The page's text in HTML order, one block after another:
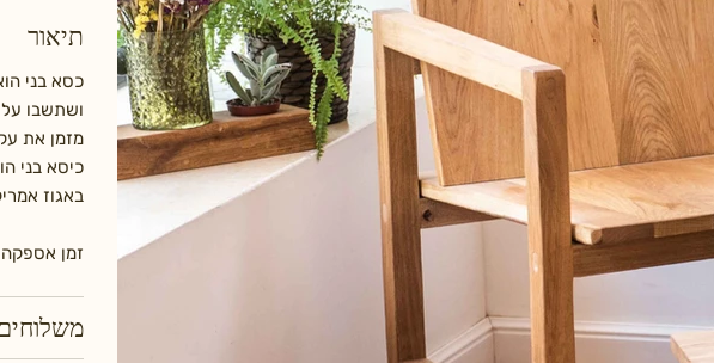
תיאור
כסא בני
ושתשבו
מזמן את
כיסא בני
באגוז
זמן אספקה: עד 40